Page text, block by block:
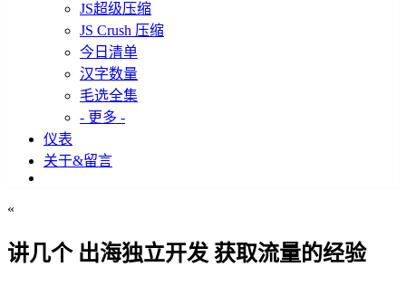
JS超级压缩
JS Crush 压缩
今日清单
汉字数量
毛选全集
- 更多 -
仪表
关于&留言
«
讲几个 出海独立开发 获取流量的经验